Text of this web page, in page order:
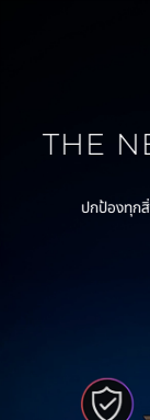
THE
ปกป้องทุก